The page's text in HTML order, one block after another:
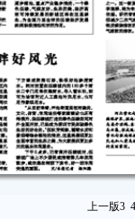
上一版3 4